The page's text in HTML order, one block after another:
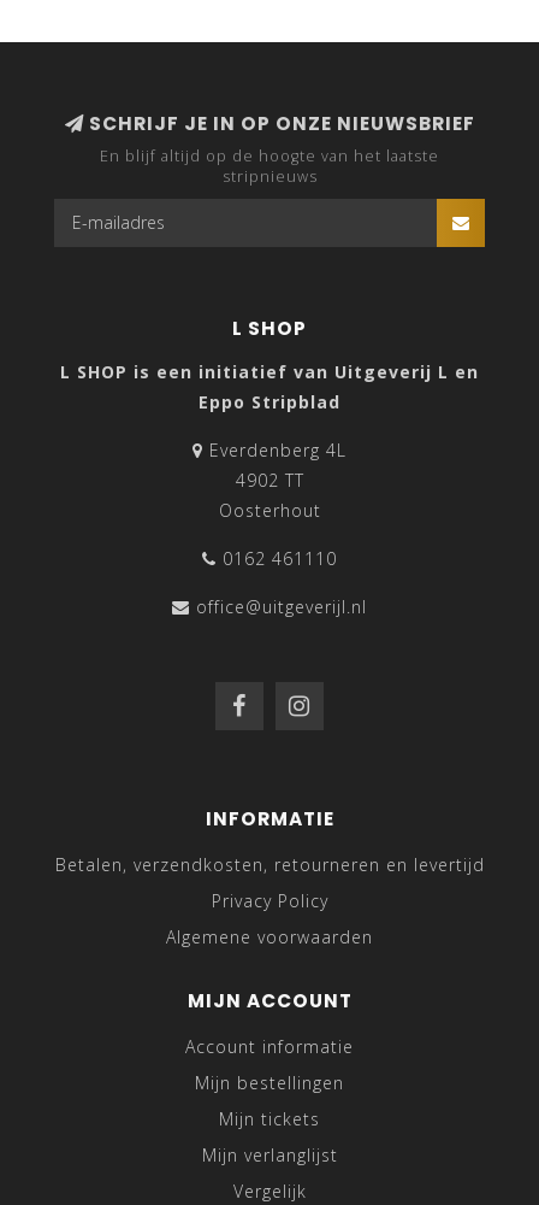
SCHRIJF JE IN OP ONZE NIEUWSBRIEF
En blijf altijd op de hoogte van het laatste
stripnieuws
L SHOP
L SHOP is een initiatief van Uitgeverij L en
Eppo Stripblad
Everdenberg 4L
4902 TT
Oosterhout
0162 461110
office@uitgeverijl.nl
INFORMATIE
Betalen, verzendkosten, retourneren en levertijd
Privacy Policy
Algemene voorwaarden
MIJN ACCOUNT
Account informatie
Mijn bestellingen
Mijn tickets
Mijn verlanglijst
Vergelijk